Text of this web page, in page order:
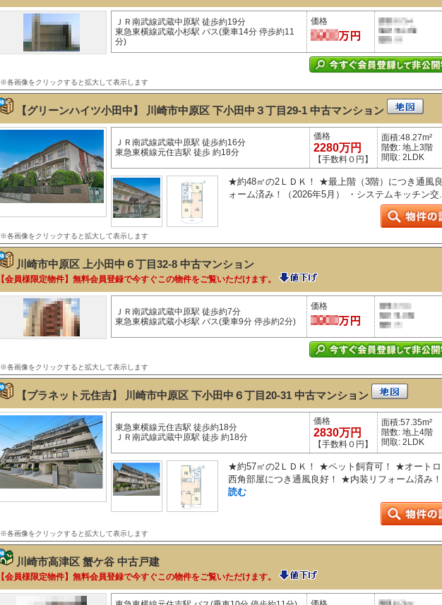
ＪＲ南武線武蔵中原駅 徒歩約19分
東急東横線武蔵小杉駅 バス(乗車14分 停歩約11
分)
価格
※各画像をクリックすると拡大して表示します
【グリーンハイツ小田中】 川崎市中原区 下小田中３丁目29-1 中古マンション
ＪＲ南武線武蔵中原駅 徒歩約16分
東急東横線元住吉駅 徒歩 約18分
価格
2280万円
【手数料０円】
面積:48.27m²
階数: 地上3階
間取: 2LDK
★約48㎡の2ＬＤＫ！ ★最上階（3階）につき通風
ォーム済み！（2026年5月） ・システムキッチン交
※各画像をクリックすると拡大して表示します
川崎市中原区 上小田中６丁目32-8 中古マンション
【会員様限定物件】無料会員登録で今すぐこの物件をご覧いただけます。
ＪＲ南武線武蔵中原駅 徒歩約7分
東急東横線武蔵小杉駅 バス(乗車9分 停歩約2分)
価格
※各画像をクリックすると拡大して表示します
【プラネット元住吉】 川崎市中原区 下小田中６丁目20-31 中古マンション
東急東横線元住吉駅 徒歩約18分
ＪＲ南武線武蔵中原駅 徒歩 約18分
価格
2830万円
【手数料０円】
面積:57.35m²
階数: 地上4階
間取: 2LDK
★約57㎡の2ＬＤＫ！ ★ペット飼育可！ ★オート
西角部屋につき通風良好！ ★内装リフォーム済み
読む
※各画像をクリックすると拡大して表示します
川崎市高津区 蟹ケ谷 中古戸建
【会員様限定物件】無料会員登録で今すぐこの物件をご覧いただけます。